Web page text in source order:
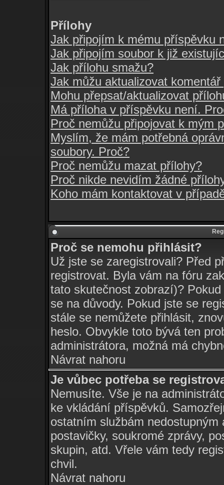
Přílohy
Jak připojím k mému příspěvku
Jak připojím soubor k již
Jak přílohu smažu?
Jak můžu aktualizovat
Mohu přepsat/aktualizovat
Má příloha v příspěvku není.
Proč nemůžu připojovat k mým
Myslím, že mám potřebná
soubory. Proč?
Proč nemůžu mazat přílohy?
Proč nikde nevidím žádné
Koho mám kontaktovat v
Proč se nemohu přihlásit?
Už jste se zaregistrovali? Před
registrovat. Byla vám na fóru
tato skutečnost zobrazí)?
se na důvody. Pokud jste se
stále se nemůžete přihlásit,
heslo. Obvykle toto bývá ten
administrátora, možná má
Návrat nahoru
Je vůbec potřeba se
Nemusíte. Vše je na
ke vkládání příspěvků.
ostatním službám
postavičky, soukromé zprávy,
skupin, atd. Vřele vám tedy
chvil.
Návrat nahoru